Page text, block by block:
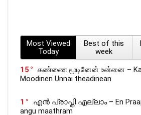
Most Viewed
Today
Best of this
week
15
கண்ணை மூடினேன் உன்னை –
Moodinen Unnai theadinean
1
എൻ പ്രാപ്തി എല്ലാം – En
angu maathram